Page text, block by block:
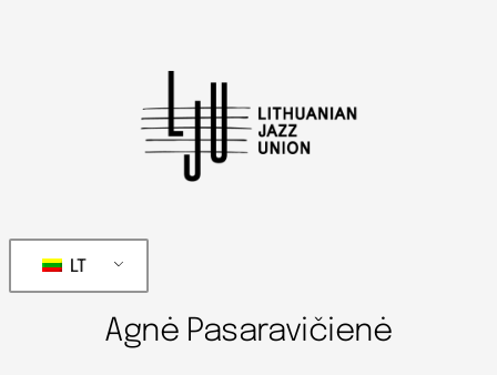
LT
Agnė Pasaravičienė